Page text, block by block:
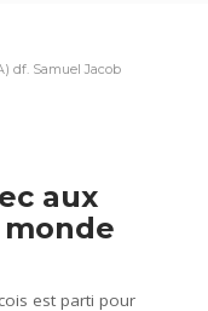
df. Samuel Jacob
aux
est parti pour